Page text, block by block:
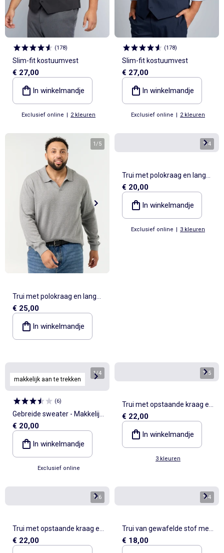
(178)
Slim-fit kostuumvest
€ 27,00
In winkelmandje
Exclusief online | 2 kleuren
(178)
Slim-fit kostuumvest
€ 27,00
In winkelmandje
Exclusief online | 2 kleuren
1/5
Trui met polokraag en lange
mouwen
€ 25,00
In winkelmandje
1/4
Trui met polokraag en lange
mouwen
€ 20,00
In winkelmandje
Exclusief online | 3 kleuren
makkelijk aan te trekken
1/4
(6)
Gebreide sweater - Makkelijk
aan te trekken
€ 20,00
In winkelmandje
Exclusief online
1/5
Trui met opstaande kraag en
rits
€ 22,00
In winkelmandje
3 kleuren
1/6
Trui met opstaande kraag en
rits
€ 22,00
1/4
Trui van gewafelde stof met
ronde hals
€ 18,00